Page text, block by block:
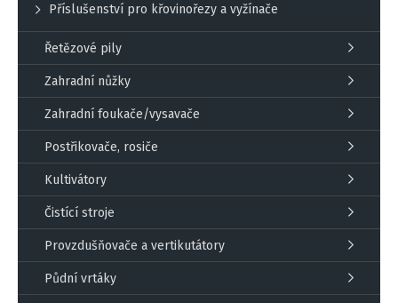
Příslušenství pro křovinořezy a vyžínače
Řetězové pily
Zahradní nůžky
Zahradní foukače/vysavače
Postřikovače, rosiče
Kultivátory
Čistící stroje
Provzdušňovače a vertikutátory
Půdní vrtáky